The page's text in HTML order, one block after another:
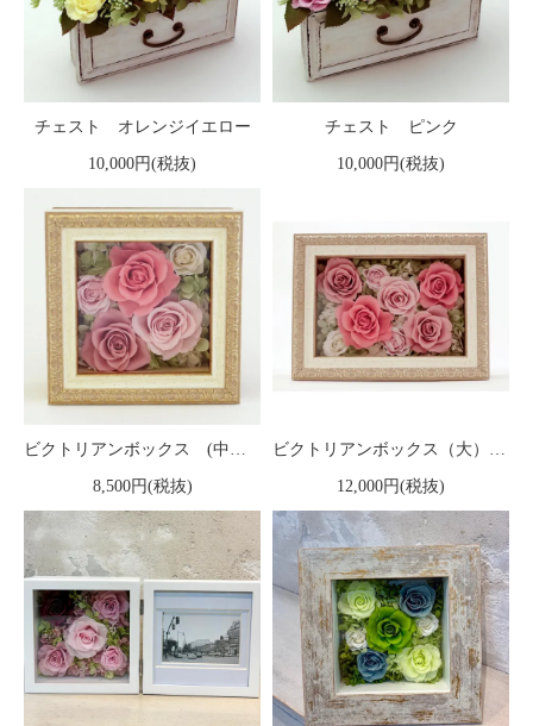
チェスト オレンジイエロー
10,000円(税抜)
チェスト ピンク
10,000円(税抜)
ビクトリアンボックス (中）プリザーブドフラワーフレームアレンジメント キャンディーピンク
8,500円(税抜)
ビクトリアンボックス（大）プリザーブドフラワーフレームアレンジメント キャンディーピンク
12,000円(税抜)